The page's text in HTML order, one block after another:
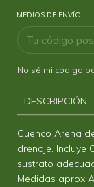
MEDIOS DE ENVÍO
No sé mi código
DESCRIPCIÓN
Cuenco Arena
drenaje. Incluye
sustrato
Medidas aprox